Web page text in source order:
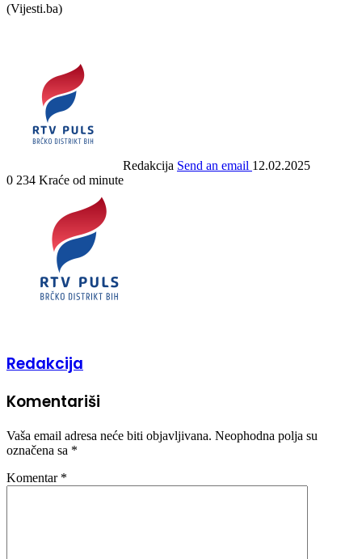
(Vijesti.ba)
Redakcija Send an email 12.02.2025
0 234 Kraće od minute
Redakcija
Komentariši
Vaša email adresa neće biti objavljivana. Neophodna polja su
označena sa *
Komentar *